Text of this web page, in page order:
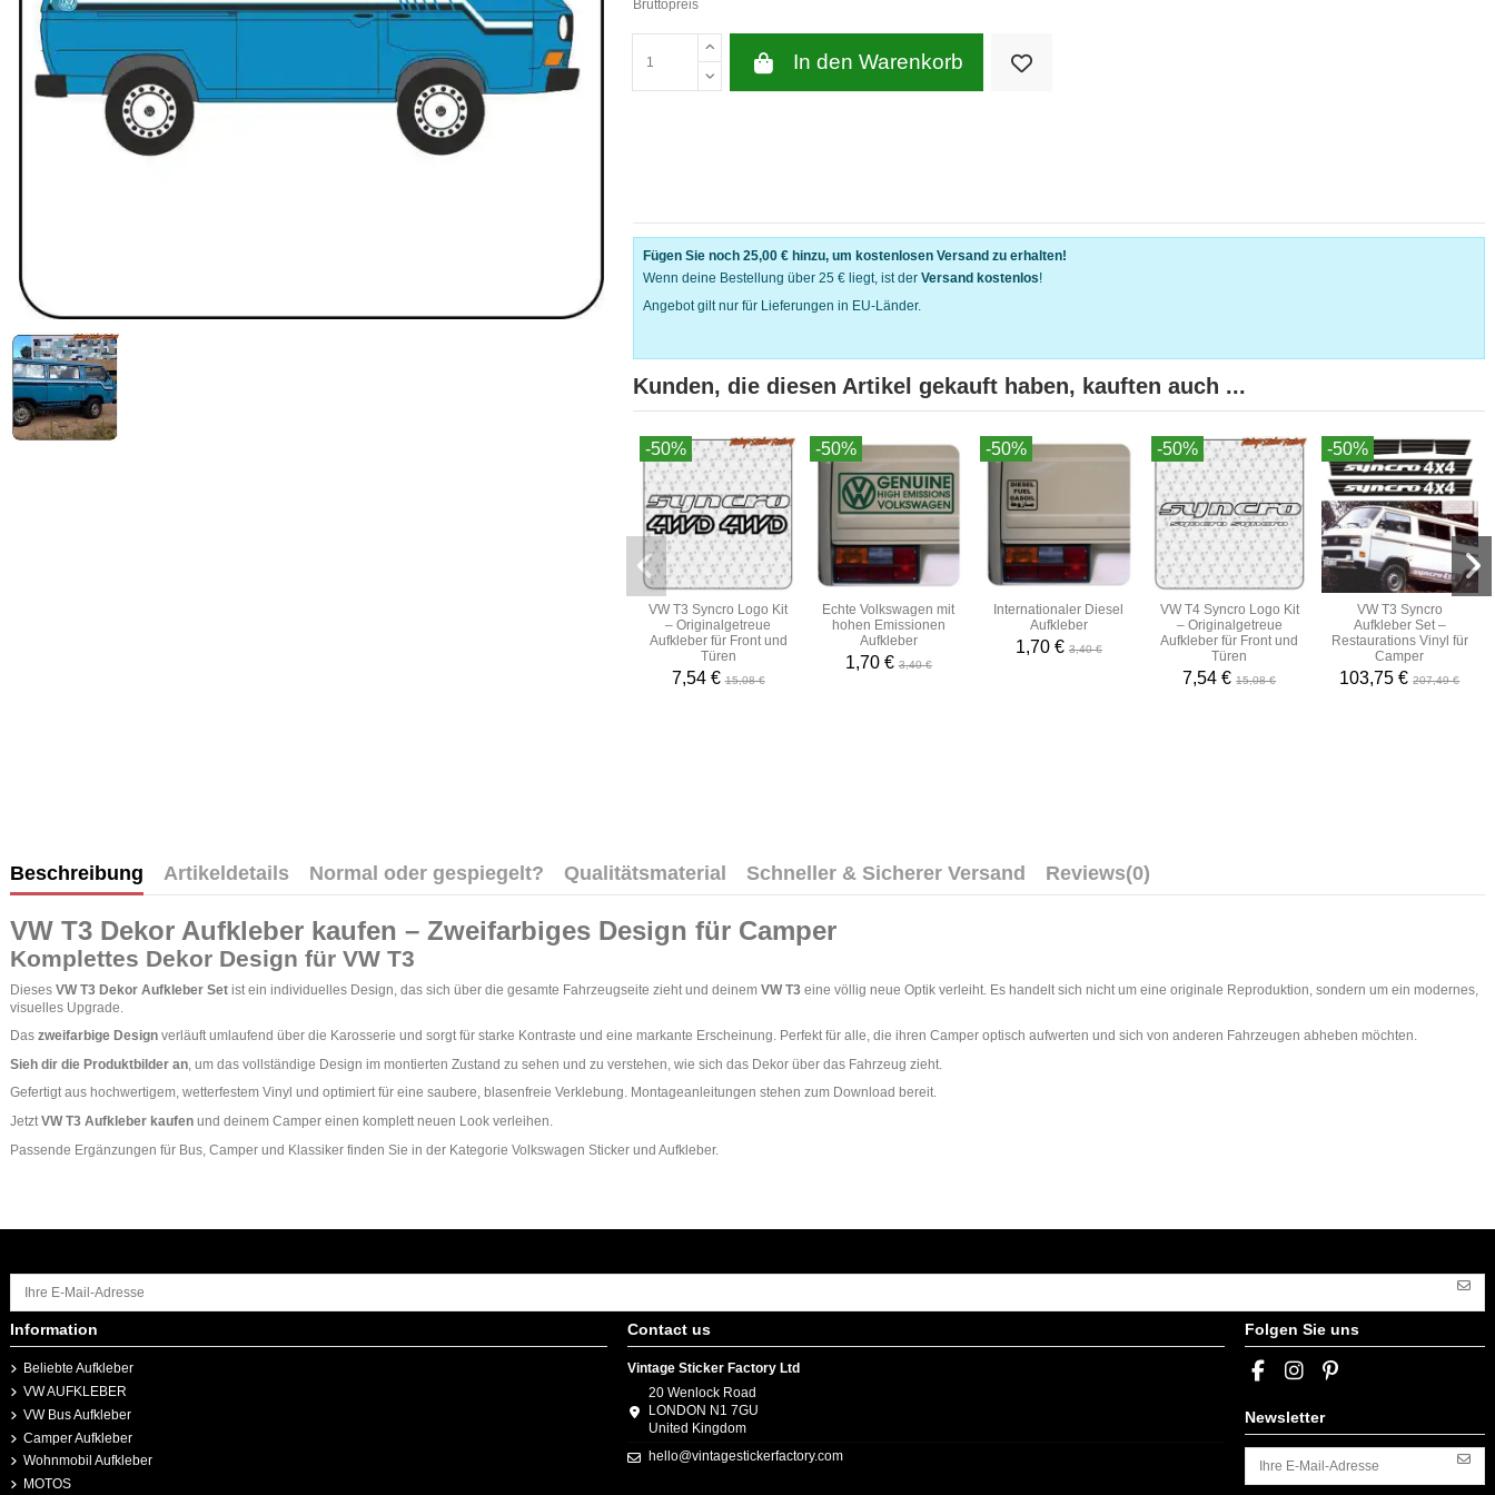
Bruttopreis
In den Warenkorb
Fügen Sie noch 25,00 € hinzu, um kostenlosen Versand zu erhalten!
Wenn deine Bestellung über 25 € liegt, ist der Versand kostenlos!
Angebot gilt nur für Lieferungen in EU-Länder.
Kunden, die diesen Artikel gekauft haben, kauften auch ...
-50%
VW T3 Syncro Logo Kit
– Originalgetreue
Aufkleber für Front und
Türen
7,54 €15,08 €
-50%
Echte Volkswagen mit
hohen Emissionen
Aufkleber
1,70 €3,40 €
-50%
Internationaler Diesel
Aufkleber
1,70 € 3,40 €
-50%
VW T4 Syncro Logo Kit
– Originalgetreue
Aufkleber für Front und
Türen
7,54 €15,08 €
-50%
VW T3 Syncro
Aufkleber Set –
Restaurations Vinyl für
Camper
103,75 €207,49 €
Beschreibung Artikeldetails Normal oder gespiegelt? Qualitätsmaterial Schneller & Sicherer Versand Reviews(0)
VW T3 Dekor Aufkleber kaufen – Zweifarbiges Design für Camper
Komplettes Dekor Design für VW T3
Dieses VW T3 Dekor Aufkleber Set ist ein individuelles Design, das sich über die gesamte Fahrzeugseite zieht und deinem VW T3 eine völlig neue Optik verleiht. Es handelt sich nicht um eine originale Reproduktion, sondern um ein modernes,
visuelles Upgrade.
Das zweifarbige Design verläuft umlaufend über die Karosserie und sorgt für starke Kontraste und eine markante Erscheinung. Perfekt für alle, die ihren Camper optisch aufwerten und sich von anderen Fahrzeugen abheben möchten.
Sieh dir die Produktbilder an , um das vollständige Design im montierten Zustand zu sehen und zu verstehen, wie sich das Dekor über das Fahrzeug zieht.
Gefertigt aus hochwertigem, wetterfestem Vinyl und optimiert für eine saubere, blasenfreie Verklebung. Montageanleitungen stehen zum Download bereit.
JetztVW T3 Aufkleber kaufen und deinem Camper einen komplett neuen Look verleihen.
Passende Ergänzungen für Bus, Camper und Klassiker finden Sie in der Kategorie Volkswagen Sticker und Aufkleber.
Information
Beliebte Aufkleber
VW AUFKLEBER
VW Bus Aufkleber
Camper Aufkleber
Wohnmobil Aufkleber
MOTOS
Contact us
Vintage Sticker Factory Ltd
20 Wenlock Road
LONDON N1 7GU
United Kingdom
hello@vintagestickerfactory.com
Folgen Sie uns
Newsletter